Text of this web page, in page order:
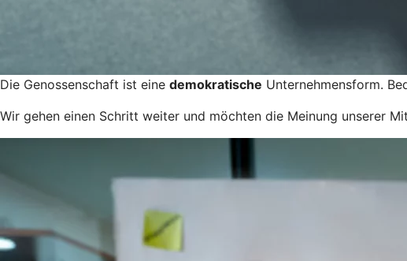
Die Genossenschaft ist eine demokratische Unternehmensform.
Wir gehen einen Schritt weiter und möchten die Meinung unserer